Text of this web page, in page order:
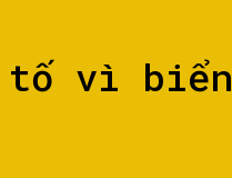
tố vì biển